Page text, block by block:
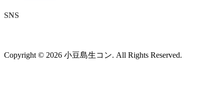
SNS
Copyright © 2026 小豆島生コン. All Rights Reserved.